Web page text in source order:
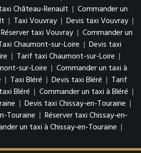
Château-Renault | Commander un
| Taxi Vouvray | Devis taxi Vouvray |
Réserver taxi Vouvray | Commander un
Chaumont-sur-Loire | Devis taxi
| Tarif taxi Chaumont-sur-Loire |
sur-Loire | Commander un taxi à
| Taxi Bléré | Devis taxi Bléré | Tarif
Bléré | Commander un taxi à Bléré |
| Devis taxi Chissay-en-Touraine |
Touraine | Réserver taxi Chissay-en-
un taxi à Chissay-en-Touraine |